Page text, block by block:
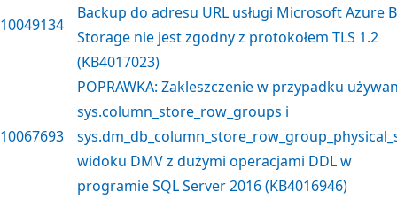
10049134
Backup do adresu URL usługi Microsoft Azure
Storage nie jest zgodny z protokołem TLS 1.2
(KB4017023)
10067693
POPRAWKA: Zakleszczenie w przypadku
sys.column_store_row_groups i
widoku DMV z dużymi operacjami DDL w
programie SQL Server 2016 (KB4016946)